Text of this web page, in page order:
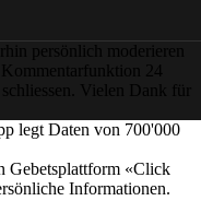
persönlich moderieren
Kommentarfunktion 24
Vielen Dank für
legt Daten von 700'000
Gebetsplattform «Click
Informationen.